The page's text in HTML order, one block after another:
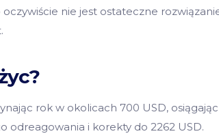
nie jest ostateczne
rok w okolicach 700 USD,
odreagowania i korekty do 2262 USD.